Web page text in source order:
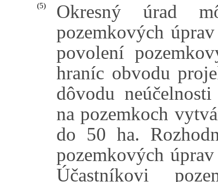
(5)
Okresný úrad
pozemkových
povolení
hraníc obvodu
dôvodu
na pozemkoch
do 50 ha.
pozemkových
Účastníkovi